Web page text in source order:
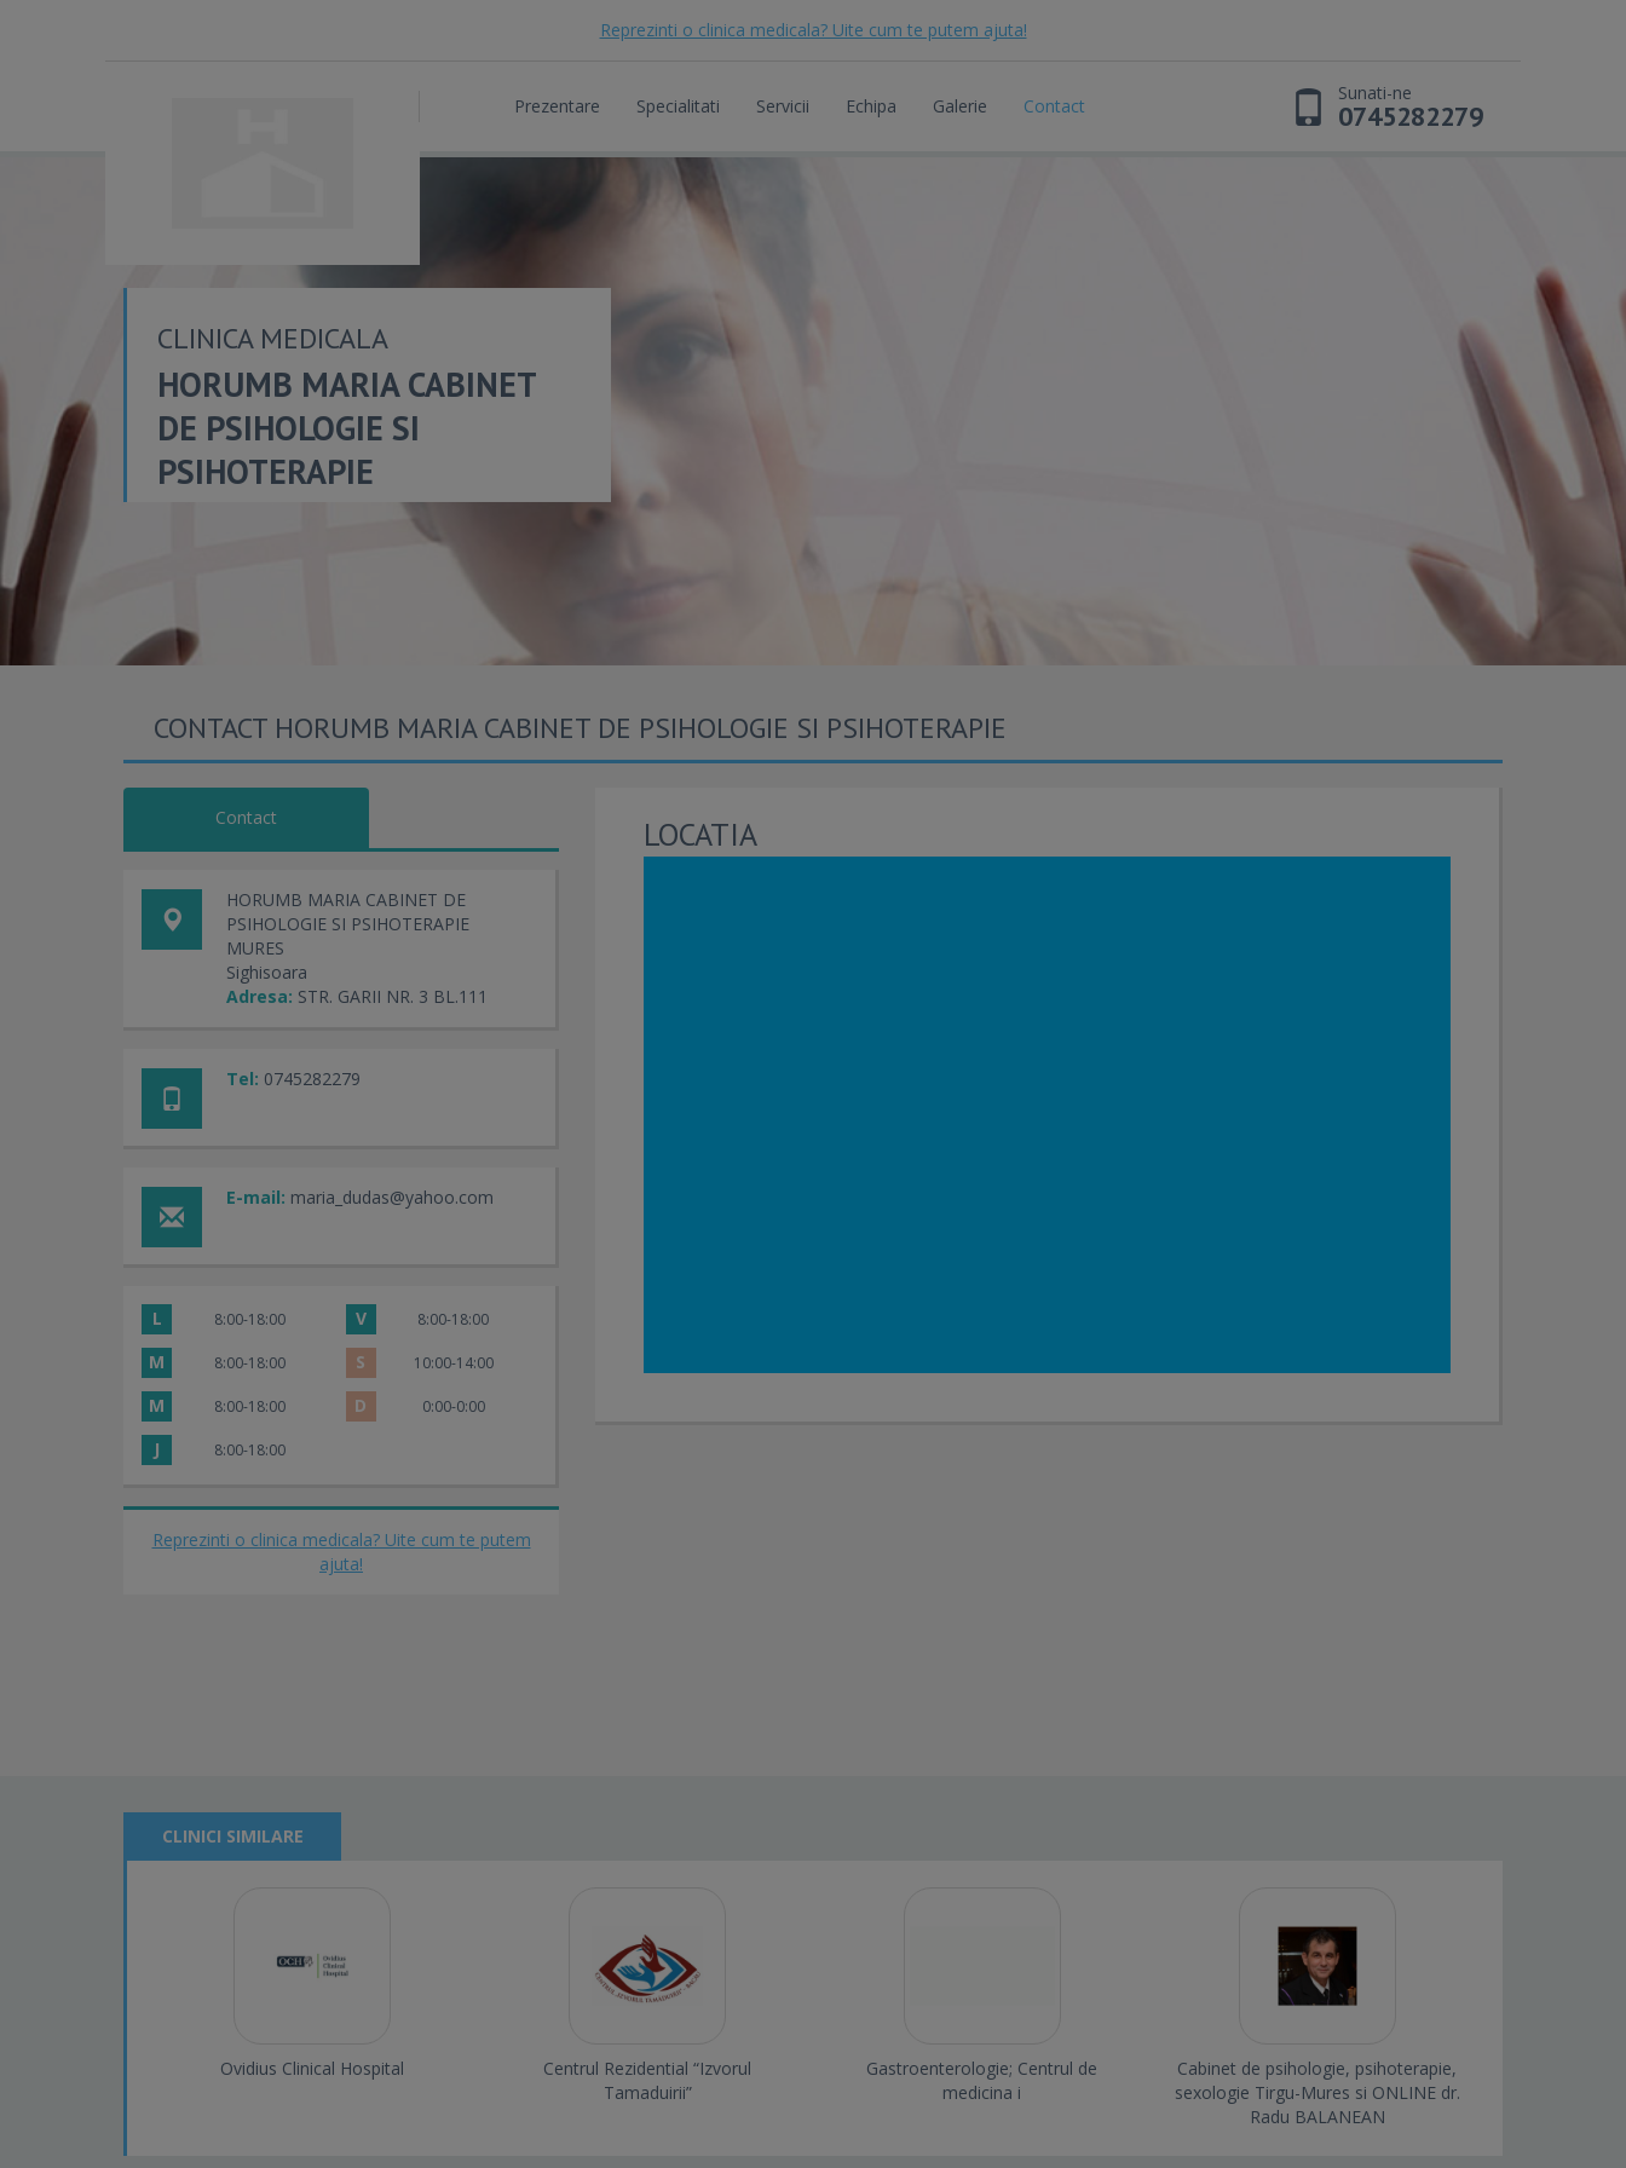
Reprezinti o clinica medicala? Uite cum te putem ajuta!
Prezentare Specialitati Servicii Echipa Galerie Contact
Sunati-ne
0745282279
CLINICA MEDICALA
HORUMB MARIA CABINET
DE PSIHOLOGIE SI
PSIHOTERAPIE
CONTACT HORUMB MARIA CABINET DE PSIHOLOGIE SI PSIHOTERAPIE
Contact
HORUMB MARIA CABINET DE
PSIHOLOGIE SI PSIHOTERAPIE
MURES
Sighisoara
Adresa: STR. GARII NR. 3 BL.111
Tel: 0745282279
E-mail: maria_dudas@yahoo.com
L 8:00-18:00 V 8:00-18:00
M 8:00-18:00 S 10:00-14:00
M 8:00-18:00 D 0:00-0:00
J 8:00-18:00
Reprezinti o clinica medicala? Uite cum te putem
ajuta!
LOCATIA
CLINICI SIMILARE
Ovidius Clinical Hospital
Centrul Rezidential “Izvorul
Tamaduirii”
Gastroenterologie; Centrul de
medicina i
Cabinet de psihologie, psihoterapie,
sexologie Tirgu-Mures si ONLINE dr.
Radu BALANEAN